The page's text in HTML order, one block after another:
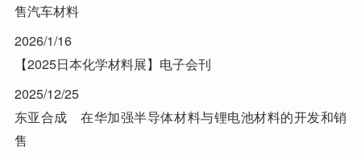
售汽车材料
2026/1/16
【2025日本化学材料展】电子会刊
2025/12/25
东亚合成 在华加强半导体材料与锂电池材料的开发和销
售